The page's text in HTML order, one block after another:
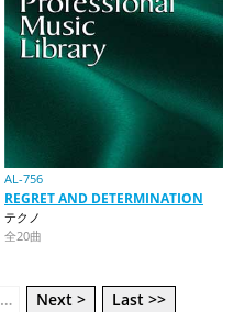
AL-756
REGRET AND DETERMINATION
テクノ
全20曲
… Next > Last >>